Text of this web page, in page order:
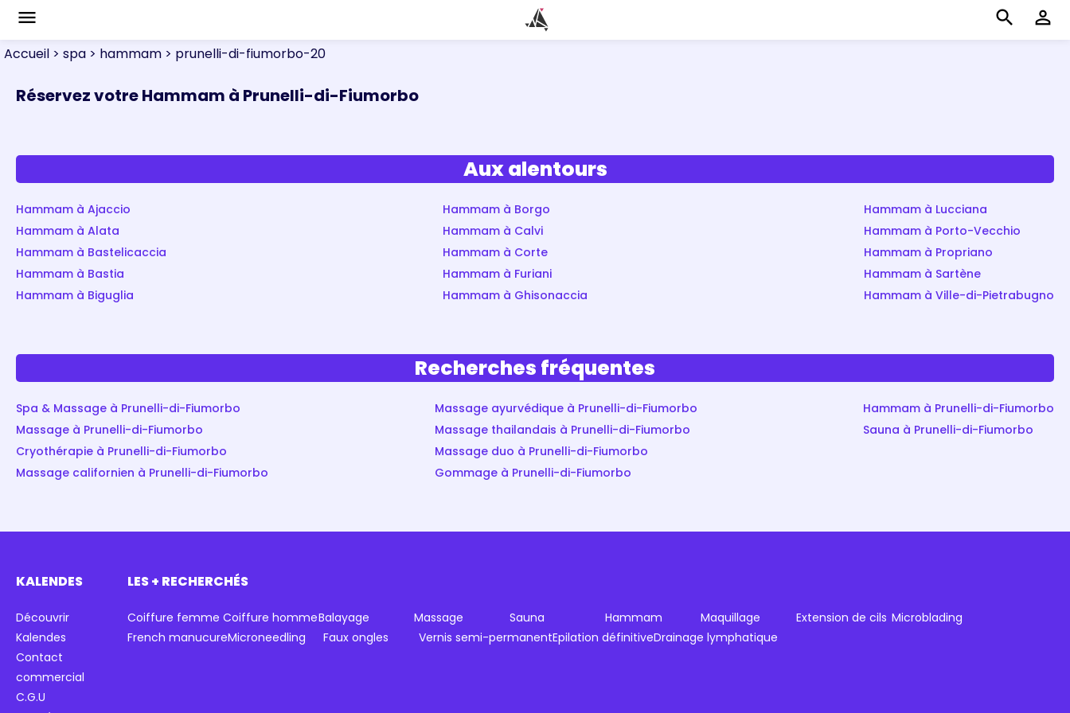
menu search perm_identity
Accueil > spa > hammam > prunelli-di-fiumorbo-20
Réservez votre Hammam à Prunelli-di-Fiumorbo
Aux alentours
Hammam à Ajaccio
Hammam à Alata
Hammam à Bastelicaccia
Hammam à Bastia
Hammam à Biguglia
Hammam à Borgo
Hammam à Calvi
Hammam à Corte
Hammam à Furiani
Hammam à Ghisonaccia
Hammam à Lucciana
Hammam à Porto-Vecchio
Hammam à Propriano
Hammam à Sartène
Hammam à Ville-di-Pietrabugno
Recherches fréquentes
Spa & Massage à Prunelli-di-Fiumorbo
Massage à Prunelli-di-Fiumorbo
Cryothérapie à Prunelli-di-Fiumorbo
Massage californien à Prunelli-di-Fiumorbo
Massage ayurvédique à Prunelli-di-Fiumorbo
Massage thailandais à Prunelli-di-Fiumorbo
Massage duo à Prunelli-di-Fiumorbo
Gommage à Prunelli-di-Fiumorbo
Hammam à Prunelli-di-Fiumorbo
Sauna à Prunelli-di-Fiumorbo
KALENDES
Découvrir
Kalendes
Contact
commercial
C.G.U
LES + RECHERCHÉS
Coiffure femme Coiffure hommeBalayage Massage Sauna Hammam Maquillage Extension de cils Microblading
French manucureMicroneedling Faux ongles Vernis semi-permanentEpilation définitiveDrainage lymphatique